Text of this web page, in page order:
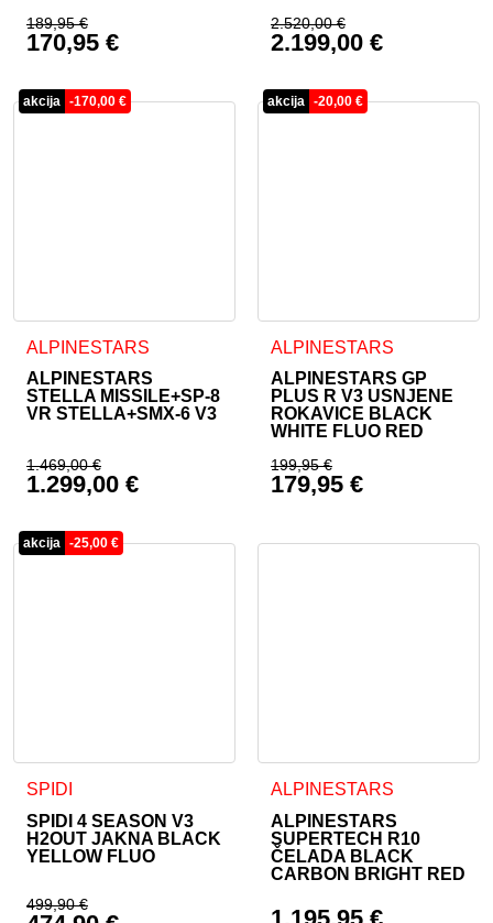
189,95€
Izvirna cena je bila: 189,95 €.
170,95 €
2.520,00€
Izvirna cena je bila:
2.199,00 €
akcija -170,00 €
ALPINESTARS
ALPINESTARS
STELLA MISSILE+SP-8
VR STELLA+SMX-6 V3
1.469,00€
Izvirna cena je bila: 1.469,00 €.
1.299,00 €
akcija -20,00 €
ALPINESTARS
ALPINESTARS GP
PLUS R V3 USNJENE
ROKAVICE BLACK
WHITE FLUO RED
199,95€
Izvirna cena je bila:
179,95 €
Ta izdelek ima več različic.
akcija -25,00 €
SPIDI
SPIDI 4 SEASON V3
H2OUT JAKNA BLACK
YELLOW FLUO
499,90€
Ta izdelek ima več različic. Možnosti lahko izberete na
ALPINESTARS
ALPINESTARS
SUPERTECH R10
ČELADA BLACK
CARBON BRIGHT RED
Ta izdelek ima več različic.